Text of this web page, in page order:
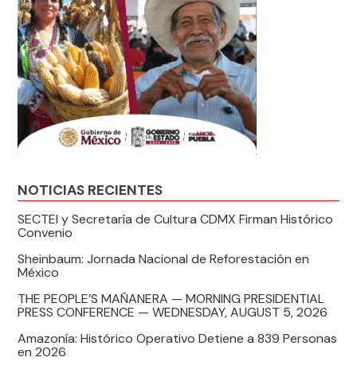
NOTICIAS RECIENTES
SECTEI y Secretaría de Cultura CDMX Firman Histórico
Convenio
Sheinbaum: Jornada Nacional de Reforestación en
México
THE PEOPLE’S MAÑANERA — MORNING PRESIDENTIAL
PRESS CONFERENCE — WEDNESDAY, AUGUST 5, 2026
Amazonía: Histórico Operativo Detiene a 839 Personas
en 2026